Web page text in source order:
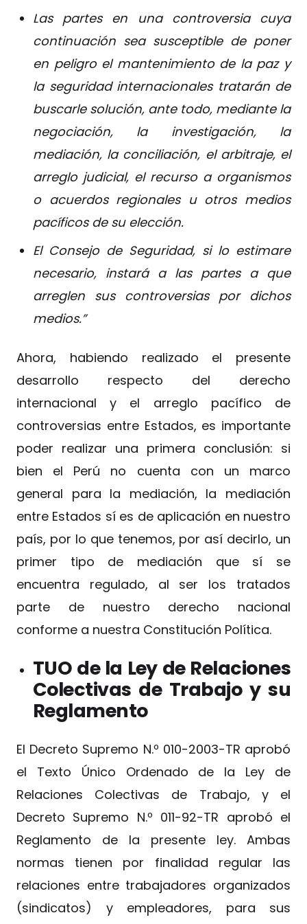
Las partes en una controversia cuya
continuación sea susceptible de poner
en peligro el mantenimiento de la paz y
la seguridad internacionales tratarán de
buscarle solución, ante todo, mediante la
negociación, la investigación, la
mediación, la conciliación, el arbitraje, el
arreglo judicial, el recurso a organismos
o acuerdos regionales u otros medios
pacíficos de su elección.
El Consejo de Seguridad, si lo estimare
necesario, instará a las partes a que
arreglen sus controversias por dichos
medios.”
Ahora, habiendo realizado el presente
desarrollo respecto del derecho
internacional y el arreglo pacífico de
controversias entre Estados, es importante
poder realizar una primera conclusión: si
bien el Perú no cuenta con un marco
general para la mediación, la mediación
entre Estados sí es de aplicación en nuestro
país, por lo que tenemos, por así decirlo, un
primer tipo de mediación que sí se
encuentra regulado, al ser los tratados
parte de nuestro derecho nacional
conforme a nuestra Constitución Política.
TUO de la Ley de Relaciones
Colectivas de Trabajo y su
Reglamento
El Decreto Supremo N.º 010-2003-TR aprobó
el Texto Único Ordenado de la Ley de
Relaciones Colectivas de Trabajo, y el
Decreto Supremo N.º 011-92-TR aprobó el
Reglamento de la presente ley. Ambas
normas tienen por finalidad regular las
relaciones entre trabajadores organizados
(sindicatos) y empleadores, para sus